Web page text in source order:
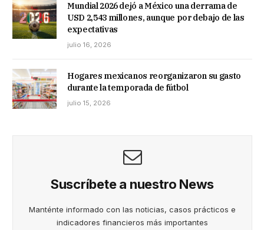
Mundial 2026 dejó a México una derrama de
USD 2,543 millones, aunque por debajo de las
expectativas
julio 16, 2026
Hogares mexicanos reorganizaron su gasto
durante la temporada de fútbol
julio 15, 2026
Suscríbete a nuestro News
Manténte informado con las noticias, casos prácticos e
indicadores financieros más importantes